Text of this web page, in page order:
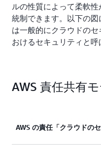
ルの性質によって柔軟
統制できます。以下の
は一般的にクラウドの
おけるセキュリティと呼
AWS 責任共有
AWS の責任「クラウドの